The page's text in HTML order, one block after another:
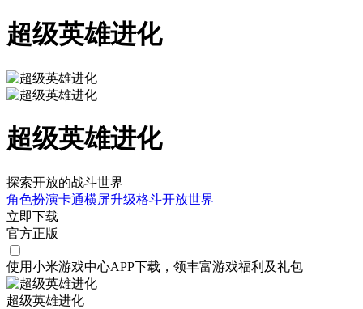
超级英雄进化
超级英雄进化
探索开放的战斗世界
角色扮演卡通横屏升级格斗开放世界
立即下载
官方正版
使用小米游戏中心APP下载 ，领丰富游戏福利 及礼包
超级英雄进化